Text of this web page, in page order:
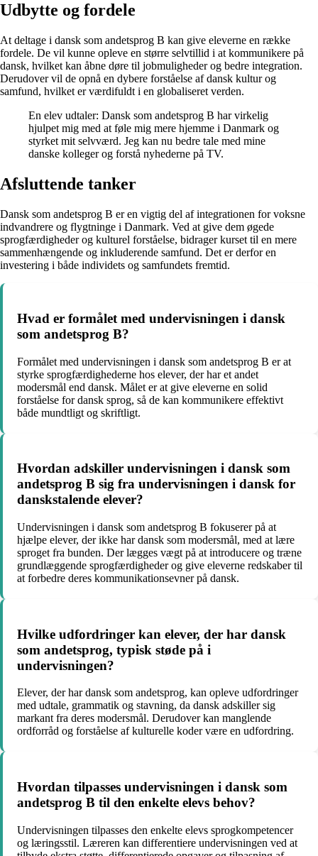
Udbytte og fordele
At deltage i dansk som andetsprog B kan give eleverne en række
fordele. De vil kunne opleve en større selvtillid i at kommunikere på
dansk, hvilket kan åbne døre til jobmuligheder og bedre integration.
Derudover vil de opnå en dybere forståelse af dansk kultur og
samfund, hvilket er værdifuldt i en globaliseret verden.
En elev udtaler: Dansk som andetsprog B har virkelig
hjulpet mig med at føle mig mere hjemme i Danmark og
styrket mit selvværd. Jeg kan nu bedre tale med mine
danske kolleger og forstå nyhederne på TV.
Afsluttende tanker
Dansk som andetsprog B er en vigtig del af integrationen for voksne
indvandrere og flygtninge i Danmark. Ved at give dem øgede
sprogfærdigheder og kulturel forståelse, bidrager kurset til en mere
sammenhængende og inkluderende samfund. Det er derfor en
investering i både individets og samfundets fremtid.
Hvad er formålet med undervisningen i dansk
som andetsprog B?
Formålet med undervisningen i dansk som andetsprog B er at
styrke sprogfærdighederne hos elever, der har et andet
modersmål end dansk. Målet er at give eleverne en solid
forståelse for dansk sprog, så de kan kommunikere effektivt
både mundtligt og skriftligt.
Hvordan adskiller undervisningen i dansk som
andetsprog B sig fra undervisningen i dansk for
danskstalende elever?
Undervisningen i dansk som andetsprog B fokuserer på at
hjælpe elever, der ikke har dansk som modersmål, med at lære
sproget fra bunden. Der lægges vægt på at introducere og træne
grundlæggende sprogfærdigheder og give eleverne redskaber til
at forbedre deres kommunikationsevner på dansk.
Hvilke udfordringer kan elever, der har dansk
som andetsprog, typisk støde på i
undervisningen?
Elever, der har dansk som andetsprog, kan opleve udfordringer
med udtale, grammatik og stavning, da dansk adskiller sig
markant fra deres modersmål. Derudover kan manglende
ordforråd og forståelse af kulturelle koder være en udfordring.
Hvordan tilpasses undervisningen i dansk som
andetsprog B til den enkelte elevs behov?
Undervisningen tilpasses den enkelte elevs sprogkompetencer
og læringsstil. Læreren kan differentiere undervisningen ved at